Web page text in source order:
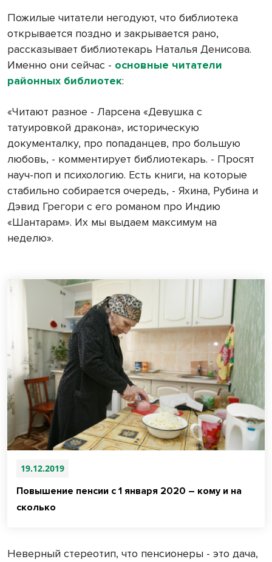
Пожилые читатели негодуют, что библиотека
открывается поздно и закрывается рано,
рассказывает библиотекарь Наталья Денисова.
Именно они сейчас - основные читатели
районных библиотек:
«Читают разное - Ларсена «Девушка с
татуировкой дракона», историческую
документалку, про попаданцев, про большую
любовь, - комментирует библиотекарь. - Просят
науч-поп и психологию. Есть книги, на которые
стабильно собирается очередь, - Яхина, Рубина и
Дэвид Грегори с его романом про Индию
«Шантарам». Их мы выдаем максимум на
неделю».
19.12.2019
Повышение пенсии с 1 января 2020 – кому и на
сколько
Неверный стереотип, что пенсионеры - это дача,